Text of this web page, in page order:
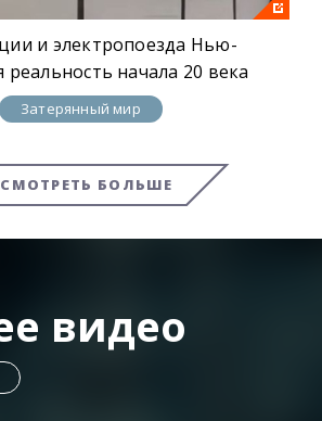
и электропоезда Нью-
реальность начала 20 века
Затерянный мир
СМОТРЕТЬ БОЛЬШЕ
видео